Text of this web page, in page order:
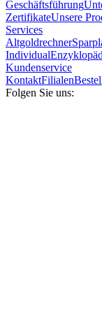
Geschäftsführung
ZertifikateUnsere
Services
Altgoldrechner
Individual
Kundenservice
KontaktFilialen
Folgen Sie uns: